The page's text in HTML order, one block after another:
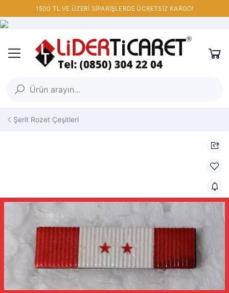
1500 TL VE ÜZERİ SİPARİŞLERDE ÜCRETSİZ KARGO!
Şerit Rozet Çeşitleri